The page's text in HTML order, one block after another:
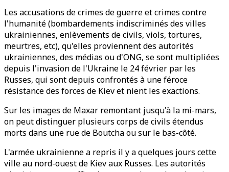
Les accusations de crimes de guerre et crimes contre
l'humanité (bombardements indiscriminés des villes
ukrainiennes, enlèvements de civils, viols, tortures,
meurtres, etc), qu'elles proviennent des autorités
ukrainiennes, des médias ou d'ONG, se sont multipliées
depuis l'invasion de l'Ukraine le 24 février par les
Russes, qui sont depuis confrontés à une féroce
résistance des forces de Kiev et nient les exactions.
Sur les images de Maxar remontant jusqu'à la mi-mars,
on peut distinguer plusieurs corps de civils étendus
morts dans une rue de Boutcha ou sur le bas-côté.
L'armée ukrainienne a repris il y a quelques jours cette
ville au nord-ouest de Kiev aux Russes. Les autorités